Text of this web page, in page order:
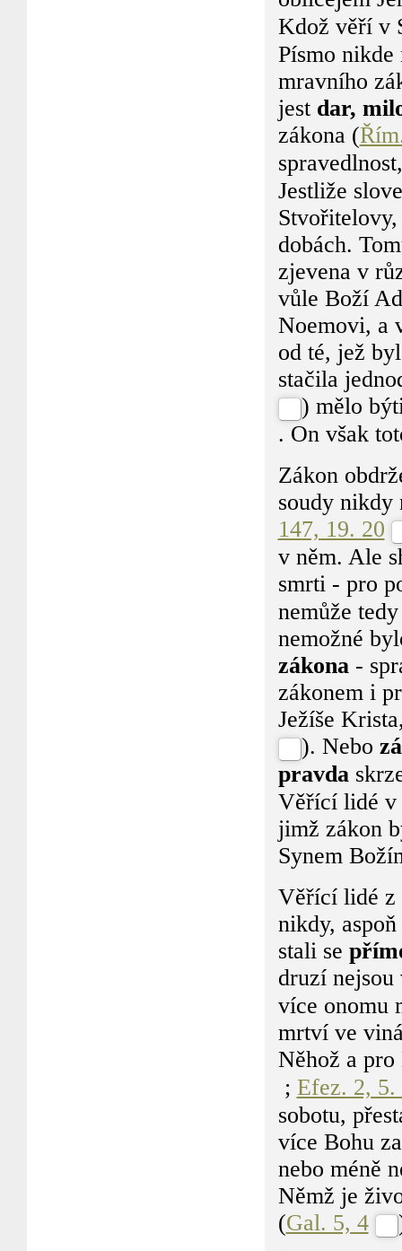
Kdož věří v
Písmo
mravního
jest dar,
zákona (
Jestliže
dobách.
zjevena v
vůle Boží
Noemovi, a
od té, jež
stačila
) mělo
. On však
Zákon
soudy nikdy
147, 19. 20
v něm. Ale
smrti - pro
nemůže
nemožné
zákona -
zákonem i
Ježíše
). Nebo
pravda
Věřící lidé v
jimž zákon
Synem
Věřící lidé z
nikdy,
stali se
druzí nejsou
více onomu
mrtví ve
Něhož a
; Efez. 2, 5.
sobotu,
více Bohu
nebo méně
Němž je
(Gal. 5, 4